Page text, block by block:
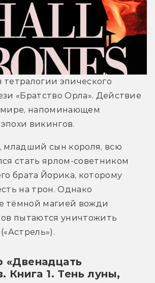
эпического
«Братство Орла». Действие
мире, напоминающем
викингов.
младший сын короля, всю
стать ярлом-советником
брата Йорика, которому
на трон. Однако
тёмной магией вожди
пытаются уничтожить
Книга 1. Тень луны,